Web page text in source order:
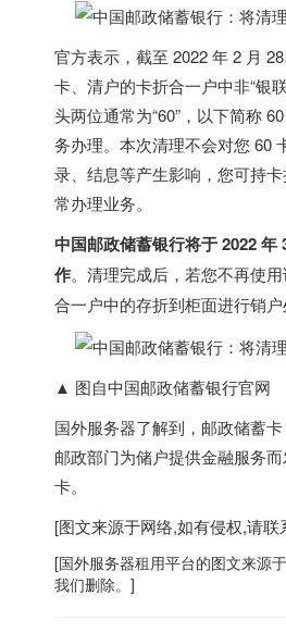
官方表示，截至 2022 年 2 月
卡、清户的卡折合一户中非“银
头两位通常为“60”，以下简称
务办理。本次清理不会对您 60
录、结息等产生影响，您可持
常办理业务。
中国邮政储蓄银行将于 2022 年
作。清理完成后，若您不再使
合一户中的存折到柜面进行销户
▲ 图自中国邮政储蓄银行官网
国外服务器了解到，邮政储蓄
邮政部门为储户提供金融服务
卡。
[图文来源于网络,如有侵权,请联
[国外服务器租用平台的图文来源
我们删除。]